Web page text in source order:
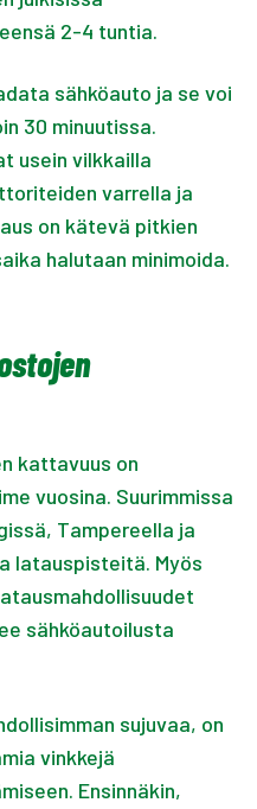
2-4 tuntia.
sähköauto ja se voi
30 minuutissa.
usein vilkkailla
varrella ja
on kätevä pitkien
halutaan minimoida.
kattavuus on
vuosina. Suurimmissa
Tampereella ja
latauspisteitä. Myös
sähköautoilusta
sujuvaa, on
vinkkejä
Ensinnäkin,